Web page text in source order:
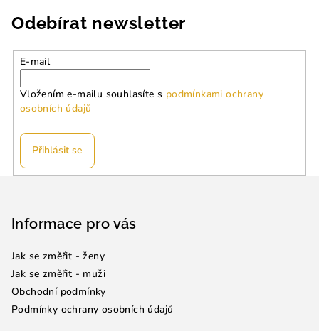
Odebírat newsletter
E-mail
Vložením e-mailu souhlasíte s podmínkami ochrany
osobních údajů
Přihlásit se
Informace pro vás
Jak se změřit - ženy
Jak se změřit - muži
Obchodní podmínky
Podmínky ochrany osobních údajů